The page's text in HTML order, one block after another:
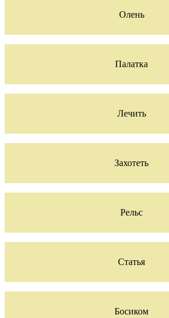
Олень
Палатка
Лечить
Захотеть
Рельс
Статья
Босиком